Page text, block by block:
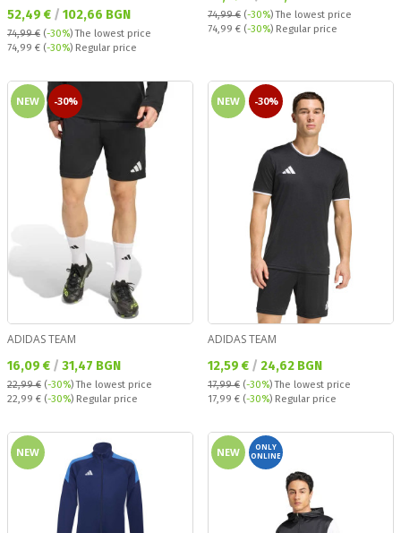
Текуща цена:
52,49 € / 102,66 BGN
74,99 € (-30%)The lowest price
Regular price:
74,99 € (-30%) Regular price
74,99 € (-30%)The lowest price
Regular price:
74,99 € (-30%) Regular price
NEW -30%
ADIDAS TEAM
Текуща цена:
16,09 € / 31,47 BGN
22,99 € (-30%)The lowest price
Regular price:
22,99 € (-30%) Regular price
NEW -30%
ADIDAS TEAM
Текуща цена:
12,59 € / 24,62 BGN
17,99 € (-30%)The lowest price
Regular price:
17,99 € (-30%) Regular price
NEW NEW
ONLY
ONLINE